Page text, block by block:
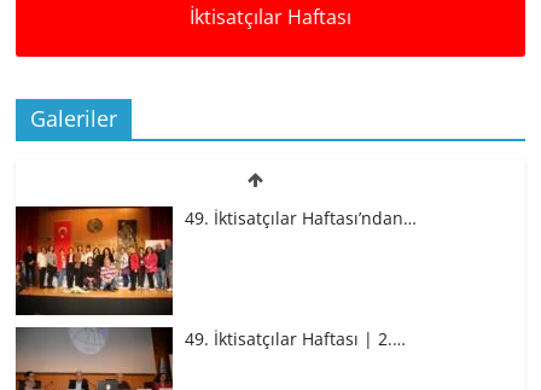
İktisatçılar Haftası
Galeriler
49. İktisatçılar Haftası’ndan…
49. İktisatçılar Haftası | 2.…